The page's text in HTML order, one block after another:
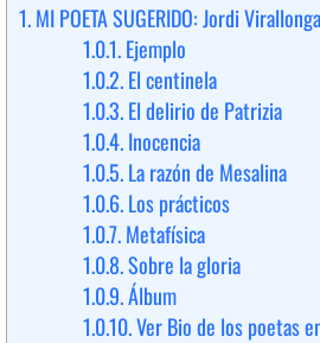
1.MI POETA SUGERIDO: Jordi
1.0.1.Ejemplo
1.0.2.El centinela
1.0.3.El delirio de Patrizia
1.0.4.Inocencia
1.0.5.La razón de Mesalina
1.0.6.Los prácticos
1.0.7.Metafísica
1.0.8.Sobre la gloria
1.0.9.Álbum
1.0.10.Ver Bio de los poetas